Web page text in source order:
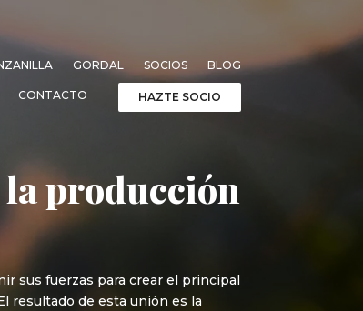
GORDAL SOCIOS BLOG
CONTACTO HAZTE SOCIO
la producción
sus fuerzas para crear el principal
resultado de esta unión es la